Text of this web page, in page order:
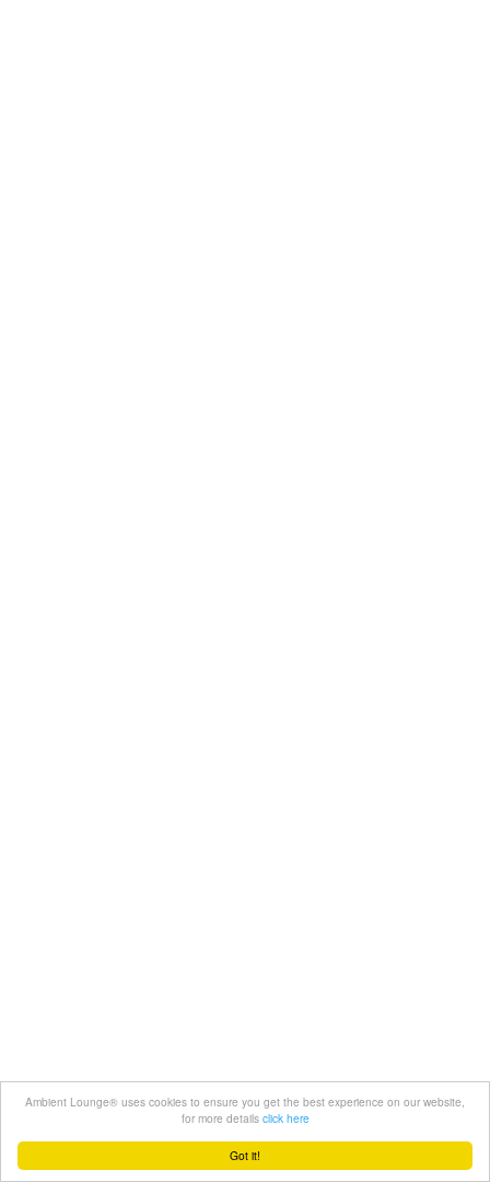
Got it!
Ambient Lounge® uses cookies to ensure you get the best experience on our website,
for more details click here